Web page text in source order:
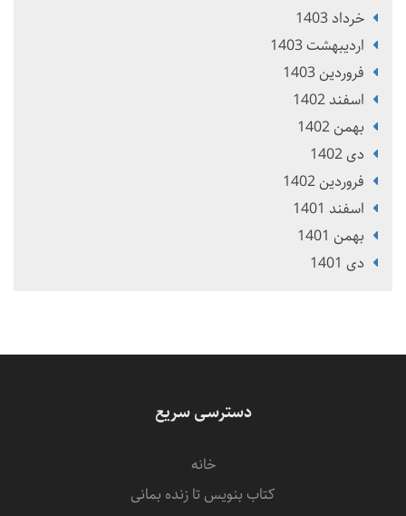
خرداد 1403
ارديبهشت 1403
فروردین 1403
اسفند 1402
بهمن 1402
دی 1402
فروردین 1402
اسفند 1401
بهمن 1401
دی 1401
دسترسی سریع
خانه
کتاب بنویس تا زنده بمانی